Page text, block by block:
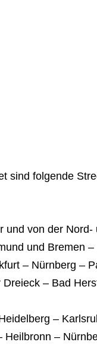
sind folgende
und von der Nord-
und Bremen –
– Nürnberg –
– Bad
–
Heilbronn –